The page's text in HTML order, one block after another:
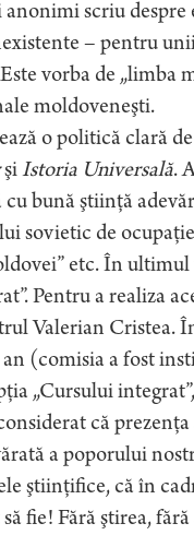
scriu
– pentru
vorba de „limba
moldoveneşti.
o politică clară
şiIstoria Universală.
bună ştiinţă
sovietic de
etc. În
Pentru a realiza
Valerian Cristea.
(comisia a fost
„Cursului
că
a poporului
ştiinţifice, că în
fie! Fără ştirea,